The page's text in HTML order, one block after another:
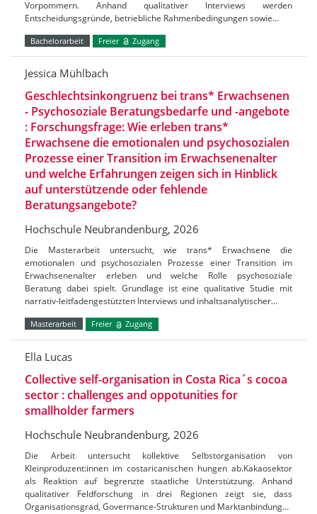
Vorpommern. Anhand qualitativer Interviews werden
Entscheidungsgründe, betriebliche Rahmenbedingungen sowie…
Bachelorarbeit Freier Zugang
Jessica Mühlbach
Geschlechtsinkongruenz bei trans* Erwachsenen
- Psychosoziale Beratungsbedarfe und -angebote
: Forschungsfrage: Wie erleben trans*
Erwachsene die emotionalen und psychosozialen
Prozesse einer Transition im Erwachsenenalter
und welche Erfahrungen zeigen sich in Hinblick
auf unterstützende oder fehlende
Beratungsangebote?
Hochschule Neubrandenburg, 2026
Die Masterarbeit untersucht, wie trans* Erwachsene die
emotionalen und psychosozialen Prozesse einer Transition im
Erwachsenenalter erleben und welche Rolle psychosoziale
Beratung dabei spielt. Grundlage ist eine qualitative Studie mit
narrativ-leitfadengestützten Interviews und inhaltsanalytischer…
Masterarbeit Freier Zugang
Ella Lucas
Collective self-organisation in Costa Rica´s cocoa
sector : challenges and oppotunities for
smallholder farmers
Hochschule Neubrandenburg, 2026
Die Arbeit untersucht kollektive Selbstorganisation von
Kleinproduzent:innen im costaricanischen hungen ab.Kakaosektor
als Reaktion auf begrenzte staatliche Unterstützung. Anhand
qualitativer Feldforschung in drei Regionen zeigt sie, dass
Organisationsgrad, Govermance-Strukturen und Marktanbindung…